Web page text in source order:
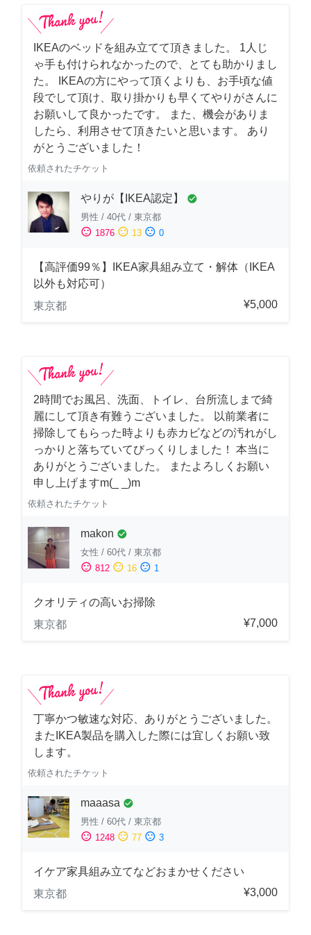
IKEAのベッドを組み立てて頂きました。 1人じ
ゃ手も付けられなかったので、とても助かりまし
た。 IKEAの方にやって頂くよりも、お手頃な値
段でして頂け、取り掛かりも早くてやりがさんに
お願いして良かったです。 また、機会がありま
したら、利用させて頂きたいと思います。 あり
がとうございました！
依頼されたチケット
やりが【IKEA認定】 check_circle
男性 / 40代 / 東京都
sentiment_satisfied 1876 sentiment_neutral 13 sentiment_dissatisfied 0
【高評価99％】IKEA家具組み立て・解体（IKEA
以外も対応可）
東京都
¥5,000
2時間でお風呂、洗面、トイレ、台所流しまで綺
麗にして頂き有難うございました。 以前業者に
掃除してもらった時よりも赤カビなどの汚れがし
っかりと落ちていてびっくりしました！ 本当に
ありがとうございました。 またよろしくお願い
申し上げますm(_ _)m
依頼されたチケット
makon check_circle
女性 / 60代 / 東京都
sentiment_satisfied 812 sentiment_neutral 16 sentiment_dissatisfied 1
クオリティの高いお掃除
東京都
¥7,000
丁寧かつ敏速な対応、ありがとうございました。
またIKEA製品を購入した際には宜しくお願い致
します。
依頼されたチケット
maaasa check_circle
男性 / 60代 / 東京都
sentiment_satisfied 1248 sentiment_neutral 77 sentiment_dissatisfied 3
イケア家具組み立てなどおまかせください
東京都
¥3,000